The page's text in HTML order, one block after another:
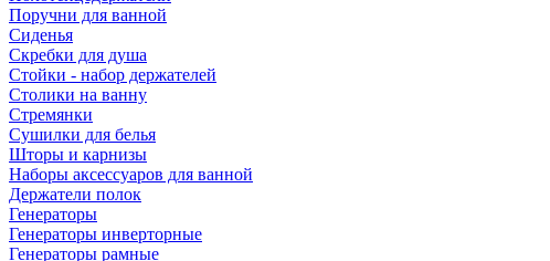
Поручни для ванной
Сиденья
Скребки для душа
Стойки - набор держателей
Столики на ванну
Стремянки
Сушилки для белья
Шторы и карнизы
Наборы аксессуаров для ванной
Держатели полок
Генераторы
Генераторы инверторные
Генераторы рамные